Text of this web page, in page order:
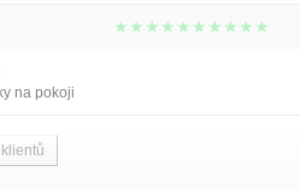
★★★★★★★★★★
na pokoji